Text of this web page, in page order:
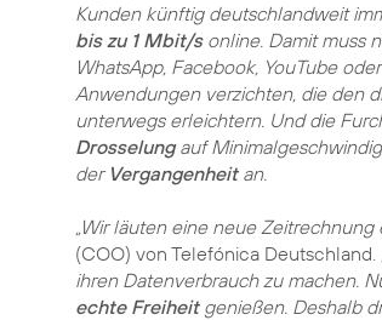
Kunden künftig deutschlandweit
bis zu 1 Mbit/sonline. Damit muss
WhatsApp, Facebook, YouTube
Anwendungen verzichten, die den
unterwegs erleichtern. Und die
Drosselungauf
der Vergangenheitan.
„Wir läuten eine neue Zeitrechnung
(COO) von Telefónica Deutschland.
ihren Datenverbrauch zu machen.
echte Freiheitgenießen. Deshalb